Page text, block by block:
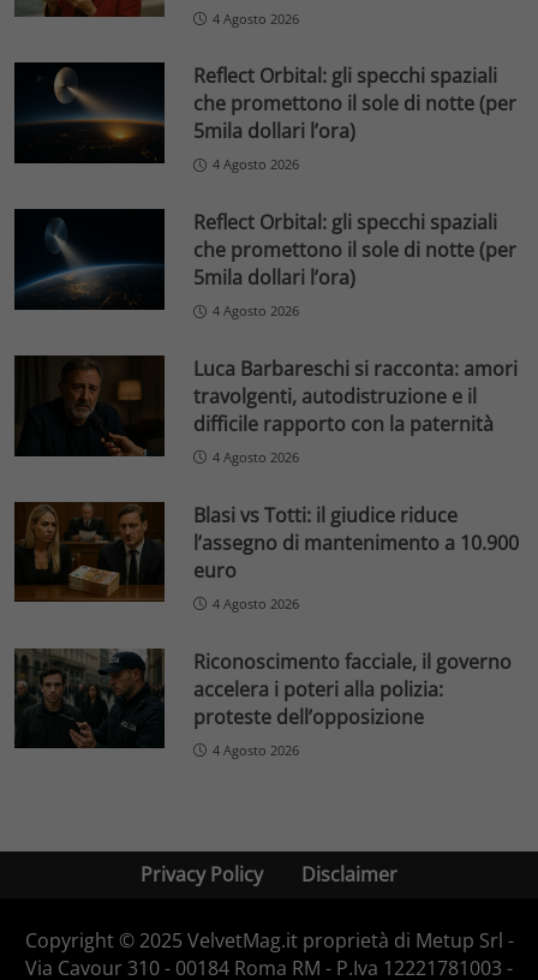
4 Agosto 2026
Reflect Orbital: gli specchi spaziali
che promettono il sole di notte (per
5mila dollari l’ora)
4 Agosto 2026
Reflect Orbital: gli specchi spaziali
che promettono il sole di notte (per
5mila dollari l’ora)
4 Agosto 2026
Luca Barbareschi si racconta: amori
travolgenti, autodistruzione e il
difficile rapporto con la paternità
4 Agosto 2026
Blasi vs Totti: il giudice riduce
l’assegno di mantenimento a 10.900
euro
4 Agosto 2026
Riconoscimento facciale, il governo
accelera i poteri alla polizia:
proteste dell’opposizione
4 Agosto 2026
Privacy Policy Disclaimer
Copyright © 2025 VelvetMag.it proprietà di Metup Srl -
Via Cavour 310 - 00184 Roma RM - P.Iva 12221781003 -